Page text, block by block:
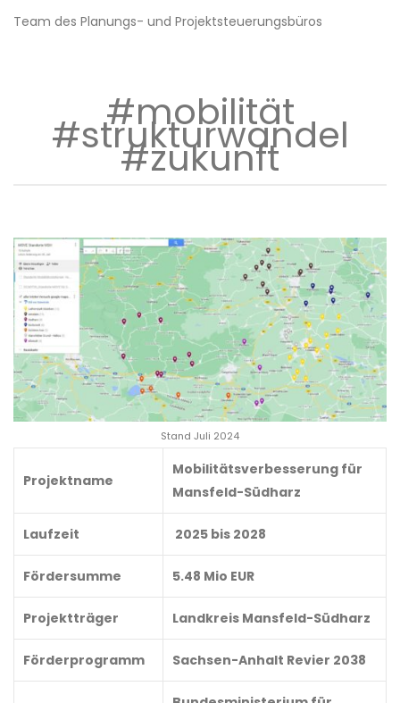
Team des Planungs- und Projektsteuerungsbüros
#mobilität
#strukturwandel
#zukunft
Stand Juli 2024
Projektname
Mobilitätsverbesserung für
Mansfeld-Südharz
Laufzeit 2025 bis 2028
Fördersumme 5.48 Mio EUR
Projektträger Landkreis Mansfeld-Südharz
Förderprogramm Sachsen-Anhalt Revier 2038